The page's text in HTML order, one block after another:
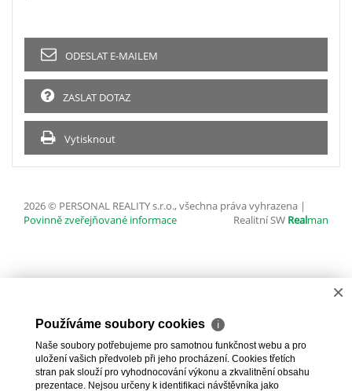
ODESLAT E-MAILEM
ZASLAT DOTAZ
Vytisknout
2026 © PERSONAL REALITY s.r.o., všechna práva vyhrazena |
Povinně zveřejňované informace
Realitní SW Realman
×
Používáme soubory cookies ℹ
Naše soubory potřebujeme pro samotnou funkčnost webu a pro
uložení vašich předvoleb při jeho procházení. Cookies třetích
stran pak slouží pro vyhodnocování výkonu a zkvalitnění obsahu
prezentace. Nejsou určeny k identifikaci návštěvníka jako